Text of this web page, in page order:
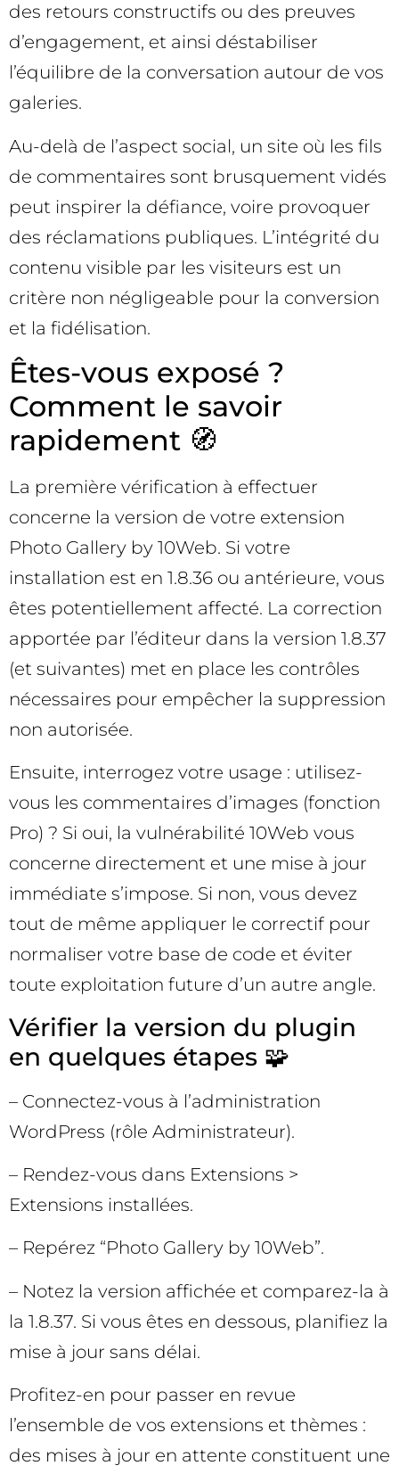
des retours constructifs ou des preuves
d’engagement, et ainsi déstabiliser
l’équilibre de la conversation autour de vos
galeries.
Au-delà de l’aspect social, un site où les fils
de commentaires sont brusquement vidés
peut inspirer la défiance, voire provoquer
des réclamations publiques. L’intégrité du
contenu visible par les visiteurs est un
critère non négligeable pour la conversion
et la fidélisation.
Êtes-vous exposé ?
Comment le savoir
rapidement 🧭
La première vérification à effectuer
concerne la version de votre extension
Photo Gallery by 10Web. Si votre
installation est en 1.8.36 ou antérieure, vous
êtes potentiellement affecté. La correction
apportée par l’éditeur dans la version 1.8.37
(et suivantes) met en place les contrôles
nécessaires pour empêcher la suppression
non autorisée.
Ensuite, interrogez votre usage : utilisez-
vous les commentaires d’images (fonction
Pro) ? Si oui, la vulnérabilité 10Web vous
concerne directement et une mise à jour
immédiate s’impose. Si non, vous devez
tout de même appliquer le correctif pour
normaliser votre base de code et éviter
toute exploitation future d’un autre angle.
Vérifier la version du plugin
en quelques étapes 🧩
– Connectez-vous à l’administration
WordPress (rôle Administrateur).
– Rendez-vous dans Extensions >
Extensions installées.
– Repérez “Photo Gallery by 10Web”.
– Notez la version affichée et comparez-la à
la 1.8.37. Si vous êtes en dessous, planifiez la
mise à jour sans délai.
Profitez-en pour passer en revue
l’ensemble de vos extensions et thèmes :
des mises à jour en attente constituent une